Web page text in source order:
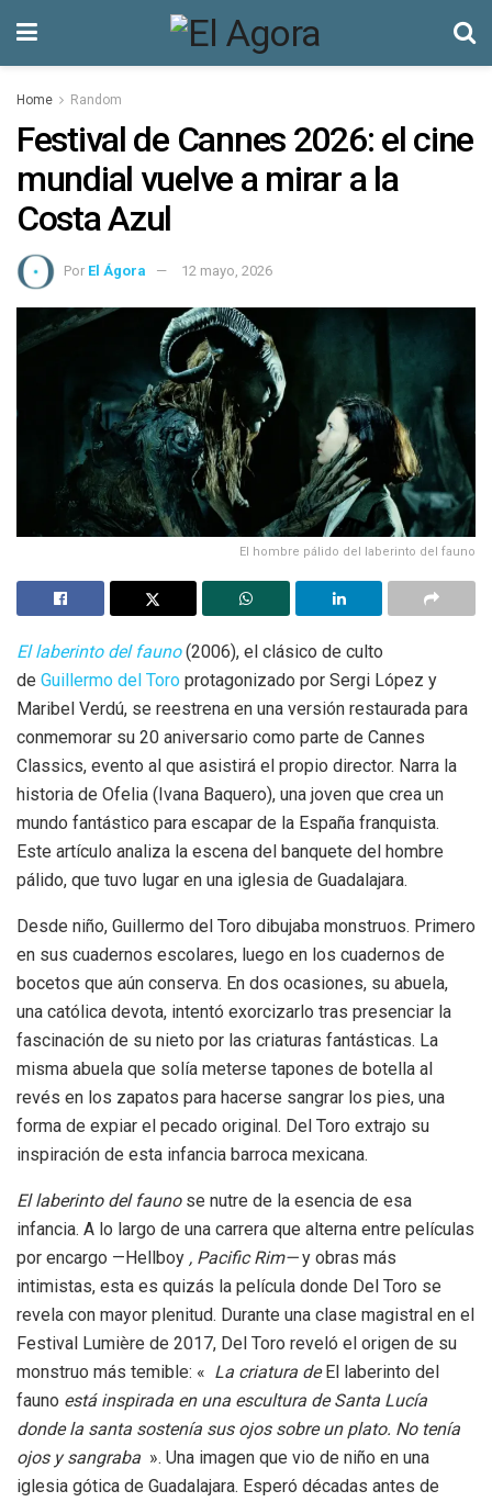
Home Random
Festival de Cannes 2026: el cine
mundial vuelve a mirar a la
Costa Azul
Por El Ágora 12 mayo, 2026
El hombre pálido del laberinto del fauno
El laberinto del fauno (2006), el clásico de culto
de Guillermo del Toro protagonizado por Sergi López y
Maribel Verdú, se reestrena en una versión restaurada para
conmemorar su 20 aniversario como parte de Cannes
Classics, evento al que asistirá el propio director. Narra la
historia de Ofelia (Ivana Baquero), una joven que crea un
mundo fantástico para escapar de la España franquista.
Este artículo analiza la escena del banquete del hombre
pálido, que tuvo lugar en una iglesia de Guadalajara.
Desde niño, Guillermo del Toro dibujaba monstruos. Primero
en sus cuadernos escolares, luego en los cuadernos de
bocetos que aún conserva. En dos ocasiones, su abuela,
una católica devota, intentó exorcizarlo tras presenciar la
fascinación de su nieto por las criaturas fantásticas. La
misma abuela que solía meterse tapones de botella al
revés en los zapatos para hacerse sangrar los pies, una
forma de expiar el pecado original. Del Toro extrajo su
inspiración de esta infancia barroca mexicana.
El laberinto del faunose nutre de la esencia de esa
infancia. A lo largo de una carrera que alterna entre películas
por encargo —Hellboy , Pacific Rim—y obras más
intimistas, esta es quizás la película donde Del Toro se
revela con mayor plenitud. Durante una clase magistral en el
Festival Lumière de 2017, Del Toro reveló el origen de su
monstruo más temible: « La criatura deEl laberinto del
fauno está inspirada en una escultura de Santa Lucía
donde la santa sostenía sus ojos sobre un plato. No tenía
ojos y sangraba ». Una imagen que vio de niño en una
iglesia gótica de Guadalajara. Esperó décadas antes de